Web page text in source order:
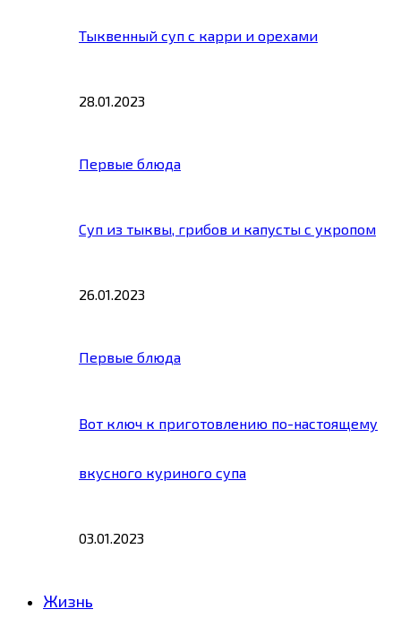
Тыквенный суп с карри и орехами
28.01.2023
Первые блюда
Суп из тыквы, грибов и капусты с укропом
26.01.2023
Первые блюда
Вот ключ к приготовлению по-настоящему
вкусного куриного супа
03.01.2023
Жизнь